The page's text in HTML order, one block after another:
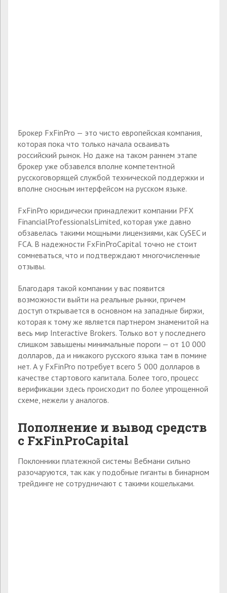
Брокер FxFinPro — это чисто европейская компания,
которая пока что только начала осваивать
российский рынок. Но даже на таком раннем этапе
брокер уже обзавелся вполне компетентной
русскоговорящей службой технической поддержки и
вполне сносным интерфейсом на русском языке.
FxFinPro юридически принадлежит компании PFX
FinancialProfessionalsLimited, которая уже давно
обзавелась такими мощными лицензиями, как CySEC и
FCA. В надежности FxFinProCapital точно не стоит
сомневаться, что и подтверждают многочисленные
отзывы.
Благодаря такой компании у вас появится
возможности выйти на реальные рынки, причем
доступ открывается в основном на западные биржи,
которая к тому же является партнером знаменитой на
весь мир Interactive Brokers. Только вот у последнего
слишком завышены минимальные пороги — от 10 000
долларов, да и никакого русского языка там в помине
нет. А у FxFinPro потребует всего 5 000 долларов в
качестве стартового капитала. Более того, процесс
верификации здесь происходит по более упрощенной
схеме, нежели у аналогов.
Пополнение и вывод средств
с FxFinProCapital
Поклонники платежной системы Вебмани сильно
разочаруются, так как у подобные гиганты в бинарном
трейдинге не сотрудничают с такими кошельками.